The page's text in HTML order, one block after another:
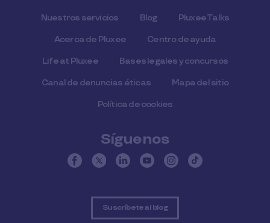
Nuestros servicios Blog Pluxee Talks
Acerca de Pluxee Centro de ayuda
Life at Pluxee Bases legales y concursos
Canal de denuncias éticas Mapa del sitio
Política de cookies
Síguenos
Suscríbete al blog